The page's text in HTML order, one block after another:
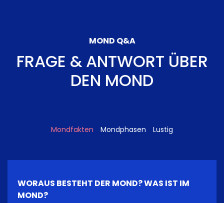
MOND Q&A
FRAGE & ANTWORT ÜBER
DEN MOND
Mondfakten Mondphasen Lustig
WORAUS BESTEHT DER MOND? WAS IST IM
MOND?